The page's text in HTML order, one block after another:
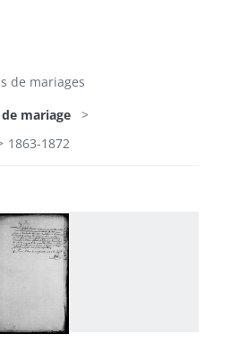
de mariages
mariage
1863-1872